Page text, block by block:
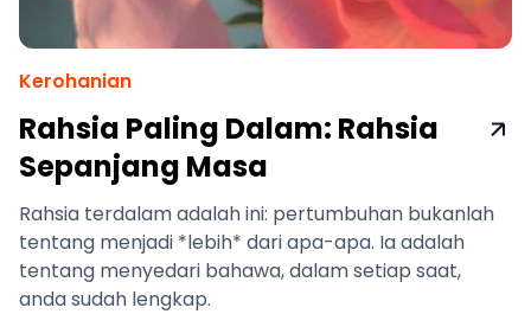
Kerohanian
Rahsia Paling Dalam: Rahsia
Sepanjang Masa
Rahsia terdalam adalah ini: pertumbuhan bukanlah
tentang menjadi *lebih* dari apa-apa. Ia adalah
tentang menyedari bahawa, dalam setiap saat,
anda sudah lengkap.